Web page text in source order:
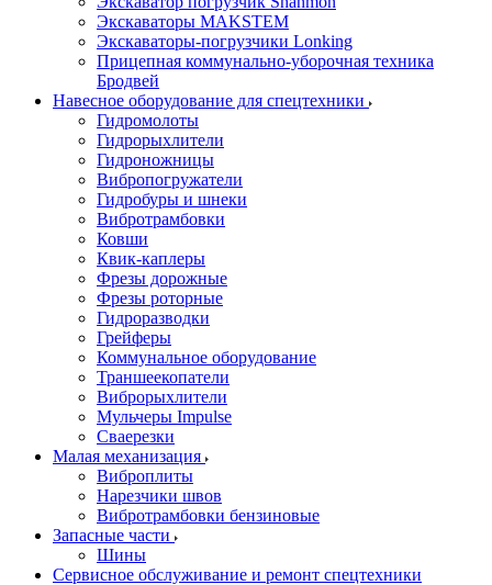
Экскаваторы MAKSTEM
Экскаваторы-погрузчики Lonking
Прицепная коммунально-уборочная техника
Бродвей
Навесное оборудование для спецтехники
Гидромолоты
Гидрорыхлители
Гидроножницы
Вибропогружатели
Гидробуры и шнеки
Вибротрамбовки
Ковши
Квик-каплеры
Фрезы дорожные
Фрезы роторные
Гидроразводки
Грейферы
Коммунальное оборудование
Траншеекопатели
Виброрыхлители
Мульчеры Impulse
Сваерезки
Малая механизация
Виброплиты
Нарезчики швов
Вибротрамбовки бензиновые
Запасные части
Шины
Сервисное обслуживание и ремонт спецтехники